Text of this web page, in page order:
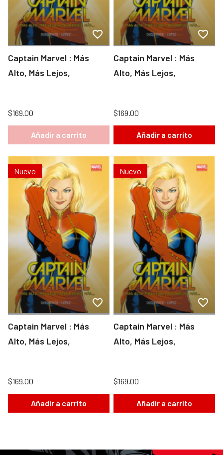
Captain Marvel : Más
Alto, Más Lejos,
$169.00
Añadir a carrito
Captain Marvel : Más
Alto, Más Lejos,
$169.00
Añadir a carrito
Nuevo
Captain Marvel : Más
Alto, Más Lejos,
$169.00
Añadir a carrito
Nuevo
Captain Marvel : Más
Alto, Más Lejos,
$169.00
Añadir a carrito